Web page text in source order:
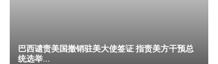
巴西谴责美国撤销驻美大使签证 指责美方干预总
统选举...